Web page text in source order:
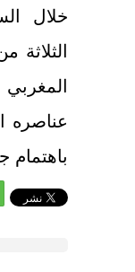
خلال
عناصره
باهتمام